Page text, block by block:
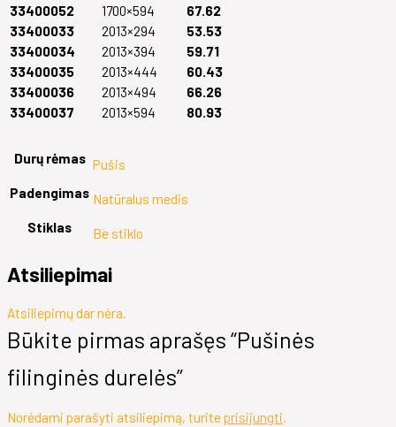
33400052
1700×594
67.62
33400033
2013×294
53.53
33400034
2013×394
59.71
33400035
2013×444
60.43
33400036
2013×494
66.26
33400037
2013×594 80.93
Durų rėmas Pušis
Padengimas Natūralus medis
Stiklas
Be stiklo
Atsiliepimai
Atsiliepimų dar nėra.
Būkite pirmas aprašęs “Pušinės
filinginės durelės”
Norėdami parašyti atsiliepimą, turiteprisijungti.